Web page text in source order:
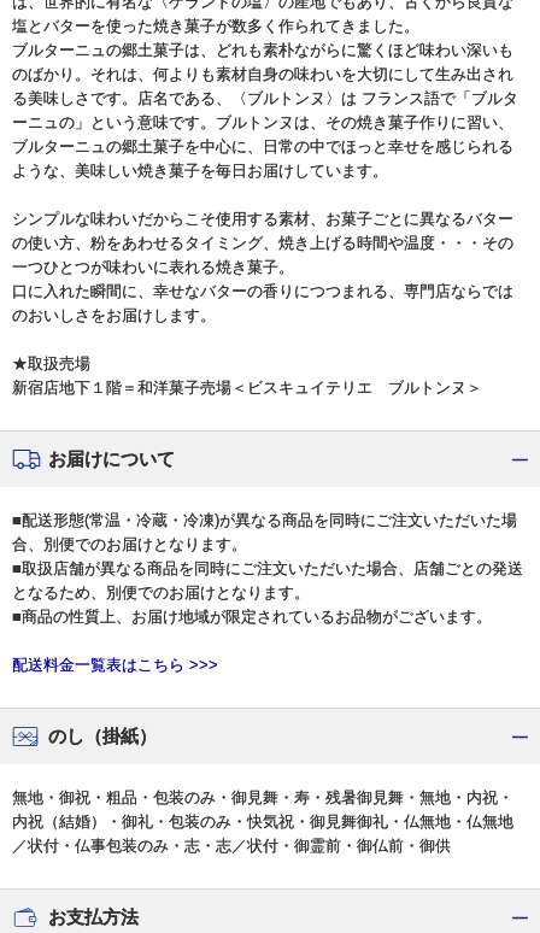
塩とバターを使った焼き菓子が数多く作られてきました。
ブルターニュの郷土菓子は、どれも素朴ながらに驚くほど味わい深いも
のばかり。それは、何よりも素材自身の味わいを大切にして生み出され
る美味しさです。店名である、〈ブルトンヌ〉は フランス語で「ブルタ
ーニュの」という意味です。ブルトンヌは、その焼き菓子作りに習い、
ブルターニュの郷土菓子を中心に、日常の中でほっと幸せを感じられる
ような、美味しい焼き菓子を毎日お届けしています。
シンプルな味わいだからこそ使用する素材、お菓子ごとに異なるバター
の使い方、粉をあわせるタイミング、焼き上げる時間や温度・・・その
一つひとつが味わいに表れる焼き菓子。
口に入れた瞬間に、幸せなバターの香りにつつまれる、専門店ならでは
のおいしさをお届けします。
★取扱売場
新宿店地下１階＝和洋菓子売場＜ビスキュイテリエ ブルトンヌ＞
お届けについて
■配送形態(常温・冷蔵・冷凍)が異なる商品を同時にご注文いただいた場
合、別便でのお届けとなります。
■取扱店舗が異なる商品を同時にご注文いただいた場合、店舗ごとの発送
となるため、別便でのお届けとなります。
■商品の性質上、お届け地域が限定されているお品物がございます。
配送料金一覧表はこちら >>>
のし（掛紙）
無地・御祝・粗品・包装のみ・御見舞・寿・残暑御見舞・無地・内祝・
内祝（結婚）・御礼・包装のみ・快気祝・御見舞御礼・仏無地・仏無地
／状付・仏事包装のみ・志・志／状付・御霊前・御仏前・御供
お支払方法